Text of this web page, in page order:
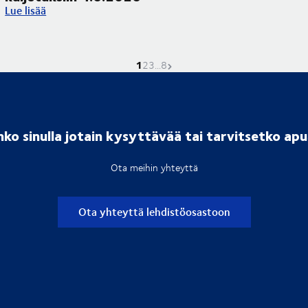
Corpus Christi -pyhäpäivä vaikuttaa kuljetuksiin 4.6.2026
Lue lisää
Nykyinen sivu on
1Mene sivulle
2Mene sivulle
3...Mene sivulle
8Seuraava sivu
sinulla jotain kysyttävää tai tarvitsetko
Ota meihin yhteyttä
Ota yhteyttä lehdistöosastoon